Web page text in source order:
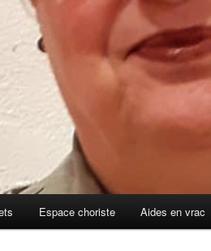
Espace choriste Aides en vrac